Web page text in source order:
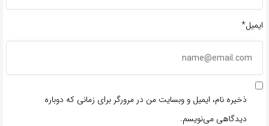
ایمیل*
ذخیره نام، ایمیل و وبسایت من در مرورگر برای زمانی که دوباره
دیدگاهی می‌نویسم.